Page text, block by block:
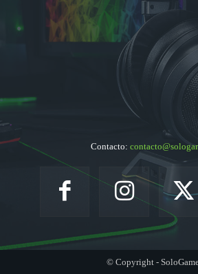
Contacto:
© Copyright -